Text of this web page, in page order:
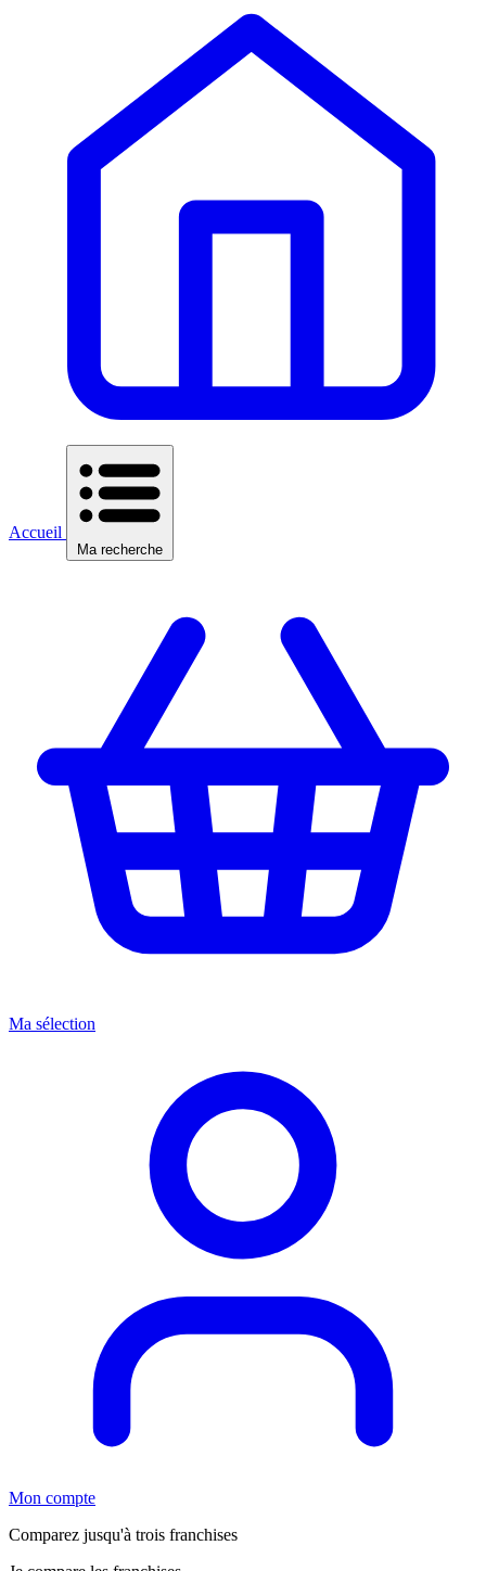
Accueil
Ma recherche
Ma sélection
Mon compte
Comparez jusqu'à trois franchises